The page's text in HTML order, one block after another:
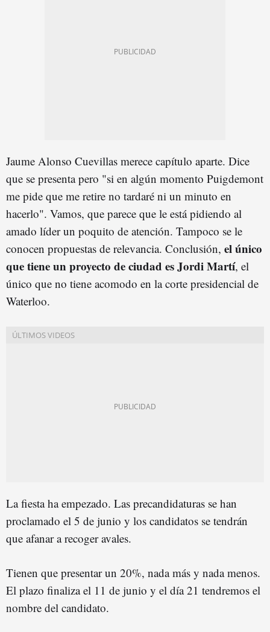
Jaume Alonso Cuevillas merece capítulo aparte. Dice
que se presenta pero "si en algún momento Puigdemont
me pide que me retire no tardaré ni un minuto en
hacerlo". Vamos, que parece que le está pidiendo al
amado líder un poquito de atención. Tampoco se le
conocen propuestas de relevancia. Conclusión, el único
que tiene un proyecto de ciudad es Jordi Martí, el
único que no tiene acomodo en la corte presidencial de
Waterloo.
La fiesta ha empezado. Las precandidaturas se han
proclamado el 5 de junio y los candidatos se tendrán
que afanar a recoger avales.
Tienen que presentar un 20%, nada más y nada menos.
El plazo finaliza el 11 de junio y el día 21 tendremos el
nombre del candidato.